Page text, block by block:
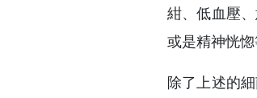
紺、低血壓
或是精神恍惚
除了上述的